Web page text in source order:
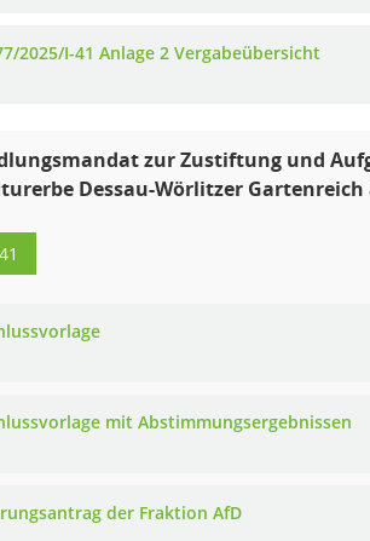
2025/I-41 Anlage 2 Vergabeübersicht
zur Zustiftung und
Dessau-Wörlitzer
mit Abstimmungsergebnissen
der Fraktion AfD